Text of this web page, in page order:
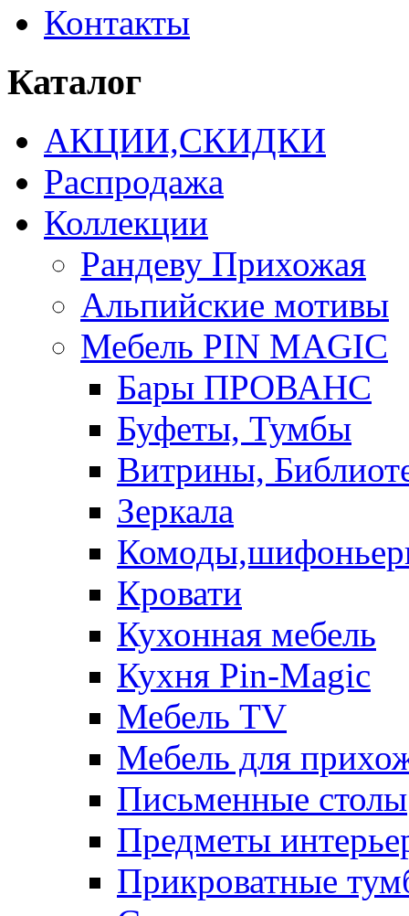
Контакты
Каталог
АКЦИИ,СКИДКИ
Распродажа
Коллекции
Рандеву Прихожая
Альпийские мотивы
Мебель PIN MAGIС
Бары ПРОВАНС
Буфеты, Тумбы
Витрины,
Зеркала
Кровати
Кухонная мебель
Кухня Pin-Magic
Мебель TV
Мебель для
Письменные столы
Предметы
Прикроватные